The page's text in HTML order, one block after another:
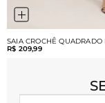
SAIA CROCHÊ QUADRADO
R$ 209,99